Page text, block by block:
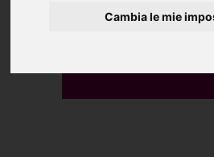
Cambia le mie